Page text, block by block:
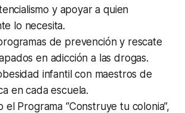
y apoyar a quien
lo necesita.
de prevención y rescate
en adicción a las drogas.
infantil con maestros de
en cada escuela.
el Programa “Construye tu colonia”,